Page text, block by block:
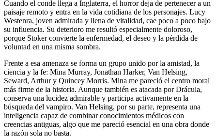
Cuando el conde llega a Inglaterra, el horror deja de pertenecer a un
paisaje remoto y entra en la vida cotidiana de los personajes. Lucy
Westenra, joven admirada y llena de vitalidad, cae poco a poco bajo
su influencia. Su deterioro me resultó especialmente doloroso,
porque Stoker convierte la enfermedad, el deseo y la pérdida de
voluntad en una misma sombra.
Frente a esa amenaza se forma un grupo unido por la amistad, la
ciencia y la fe: Mina Murray, Jonathan Harker, Van Helsing,
Seward, Arthur y Quincey Morris. Mina me pareció el centro moral
más firme de la historia. Aunque también es atacada por Drácula,
conserva una lucidez admirable y participa activamente en la
búsqueda del vampiro. Van Helsing, por su parte, representa una
inteligencia capaz de combinar conocimientos médicos con
creencias antiguas, algo que me pareció esencial en una obra donde
la razón sola no basta.